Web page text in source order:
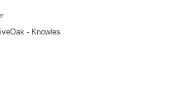
- Knowles